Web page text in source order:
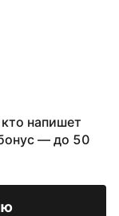
напишет
— до 50